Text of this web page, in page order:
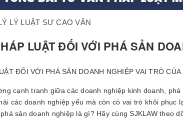
LÝ LUẬT SƯ CAO VÂN
LUẬT ĐỐI VỚI PHÁ SẢN
VAI TRÒ
cạnh tranh giữa các doanh nghiệp kinh doanh,
các doanh nghiệp yếu mà còn có vai trò khôi phục
sản doanh nghiệp là gì? Hãy cùng SJKLAW theo